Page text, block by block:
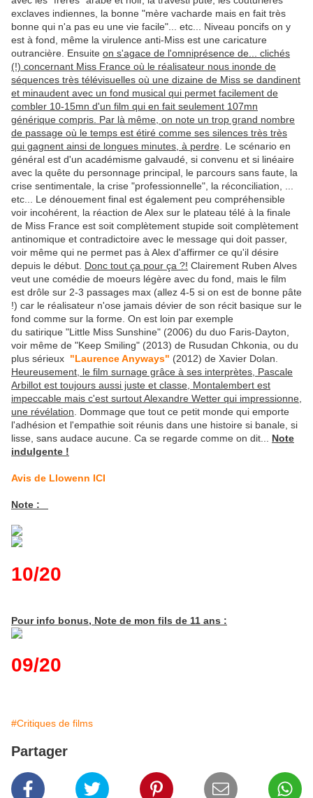
exclaves indiennes, la bonne "mère vacharde mais en fait très
bonne qui n'a pas eu une vie facile"... etc... Niveau poncifs on y
est à fond, même la virulence anti-Miss est une caricature
outrancière. Ensuite on s'agace de l'omniprésence de... clichés
(!) concernant Miss France où le réalisateur nous inonde de
séquences très télévisuelles où une dizaine de Miss se dandinent
et minaudent avec un fond musical qui permet facilement de
combler 10-15mn d'un film qui en fait seulement 107mn
générique compris. Par là même, on note un trop grand nombre
de passage où le temps est étiré comme ses silences très très
qui gagnent ainsi de longues minutes, à perdre . Le scénario en
général est d'un académisme galvaudé, si convenu et si linéaire
avec la quête du personnage principal, le parcours sans faute, la
crise sentimentale, la crise "professionnelle", la réconciliation, ...
etc... Le dénouement final est également peu compréhensible
voir incohérent, la réaction de Alex sur le plateau télé à la finale
de Miss France est soit complètement stupide soit complètement
antinomique et contradictoire avec le message qui doit passer,
voir même qui ne permet pas à Alex d'affirmer ce qu'il désire
depuis le début. Donc tout ça pour ça ?! Clairement Ruben Alves
veut une comédie de moeurs légère avec du fond, mais le film
est drôle sur 2-3 passages max (allez 4-5 si on est de bonne pâte
!) car le réalisateur n'ose jamais dévier de son récit basique sur le
fond comme sur la forme. On est loin par exemple
du satirique "Little Miss Sunshine" (2006) du duo Faris-Dayton,
voir même de "Keep Smiling" (2013) de Rusudan Chkonia, ou du
plus sérieux "Laurence Anyways" (2012) de Xavier Dolan.
Heureusement, le film surnage grâce à ses interprètes, Pascale
Arbillot est toujours aussi juste et classe, Montalembert est
impeccable mais c'est surtout Alexandre Wetter qui impressionne,
une révélation . Dommage que tout ce petit monde qui emporte
l'adhésion et l'empathie soit réunis dans une histoire si banale, si
lisse, sans audace aucune. Ca se regarde comme on dit... Note
indulgente !
Avis de Llowenn ICI
Note :
10/20
Pour info bonus, Note de mon fils de 11 ans :
09/20
#Critiques de films
Partager